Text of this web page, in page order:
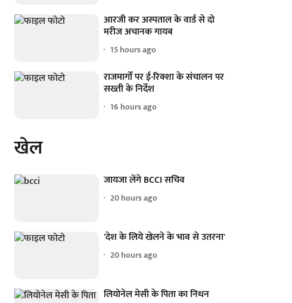
आरजी कर अस्पताल के वार्ड से दो
मरीज अचानक गायब
15 hours ago
राजमार्गों पर ई-रिक्शा के संचालन पर
सख्ती के निर्देश
16 hours ago
खेल
जायजा लेंगे BCCI सचिव
20 hours ago
'देश के लिये खेलने के भाव से उतरना'
20 hours ago
लियोनेल मेसी के पिता का निधन